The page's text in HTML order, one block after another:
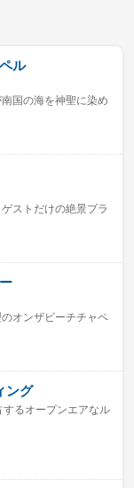
ル
国の海を神聖に染め
ストだけの絶景プラ
オンザビーチチャペ
ング
るオープンエアなル